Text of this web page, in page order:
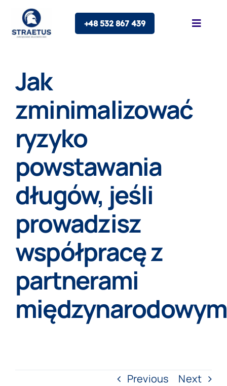
content
+48 532 867 439
Toggle
Oferta
Kontakt
Jak
zminimalizować
ryzyko
powstawania
długów, jeśli
prowadzisz
współpracę z
partnerami
Previous Next